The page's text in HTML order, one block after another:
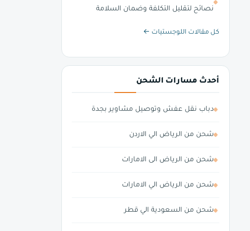
نصائح لتقليل التكلفة وضمان السلامة
كل مقالات اللوجستيات ←
أحدث مسارات الشحن
دباب نقل عفش وتوصيل مشاوير بجدة
شحن من الرياض الي الاردن
شحن من الرياض الى الامارات
شحن من الرياض الي الامارات
شحن من السعودية الي قطر